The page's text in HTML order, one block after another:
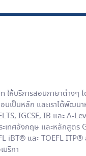
ให้บริการสอนภาษาต่างๆ
นเป็นหลัก และเราได้พัฒน
IGCSE, IB และ A-
เทศอังกฤษ และหลักสูตร
iBT® และ TOEFL ITP®
มริกา